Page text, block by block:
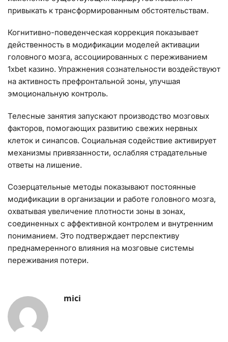
привыкать к трансформированным обстоятельствам.
Когнитивно-поведенческая коррекция показывает
действенность в модификации моделей активации
головного мозга, ассоциированных с переживанием
1xbet казино. Упражнения сознательности воздействуют
на активность префронтальной зоны, улучшая
эмоциональную контроль.
Телесные занятия запускают производство мозговых
факторов, помогающих развитию свежих нервных
клеток и синапсов. Социальная содействие активирует
механизмы привязанности, ослабляя страдательные
ответы на лишение.
Созерцательные методы показывают постоянные
модификации в организации и работе головного мозга,
охватывая увеличение плотности зоны в зонах,
соединенных с аффективной контролем и внутренним
пониманием. Это подтверждает перспективу
преднамеренного влияния на мозговые системы
переживания потери.
mici